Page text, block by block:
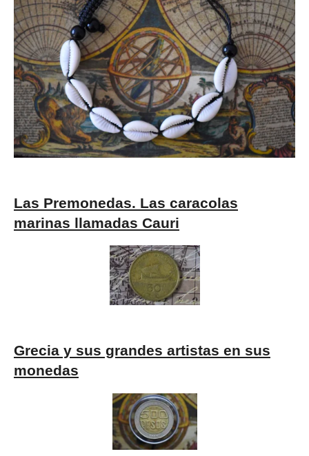
Las Premonedas. Las caracolas
marinas llamadas Cauri
Grecia y sus grandes artistas en sus
monedas